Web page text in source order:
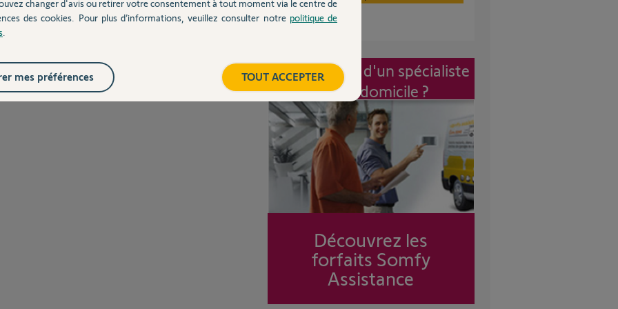
Intervention d'un spécialiste
à mon domicile ?
Découvrez les
forfaits Somfy
Assistance
changer d'avis ou retirer votre consentement à tout moment via le centre de
des cookies. Pour plus d’informations, veuillez consulter notre politique de
TOUT ACCEPTER
mes préférences